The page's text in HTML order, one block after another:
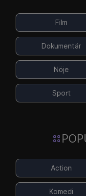
Film
Dokumentär
Nöje
Sport
Action
Komedi